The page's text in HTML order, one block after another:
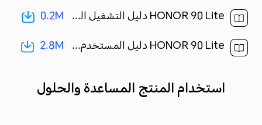
HONOR 90 Lite دليل التشغيل السريع-(MagicOS7.1_01,CRT-NX1,ar)[ 0.2M ] 0.2M
HONOR 90 Lite دليل المستخدم-(MagicOS 7.1_01,ar-eg)[ 2.8M ] 2.8M
استخدام المنتج المساعدة والحلول